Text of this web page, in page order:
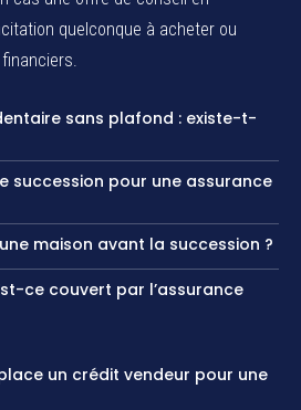
quelconque à acheter ou
sans plafond : existe-t-
succession pour une assurance
maison avant la succession ?
ce couvert par l’assurance
un crédit vendeur pour une